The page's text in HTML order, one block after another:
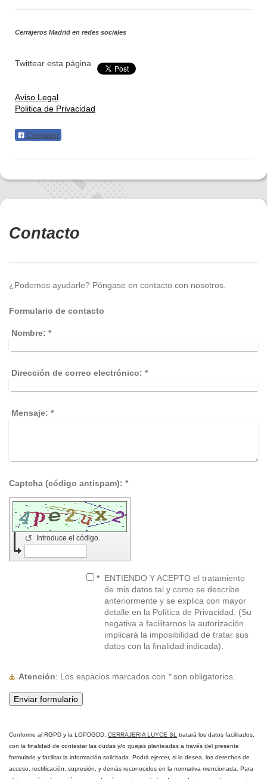
Cerrajeros Madrid en redes sociales
Twittear esta página
Aviso Legal
Politica de Privacidad
Compartir
Contacto
¿Podemos ayudarle? Póngase en contacto con nosotros.
Formulario de contacto
Nombre: *
Dirección de correo electrónico: *
Mensaje: *
Captcha (código antispam): *
Introduce el código.
↺
* ENTIENDO Y ACEPTO el tratamiento
de mis datos tal y como se describe
anteriormente y se explica con mayor
detalle en la Política de Privacidad. (Su
negativa a facilitarnos la autorización
implicará la imposibilidad de tratar sus
datos con la finalidad indicada).
Atención : Los espacios marcados con *son obligatorios.
Conforme al RGPD y la LOPDGDD, CERRAJERIA LUYCE SL
tratará los datos facilitados,
con la finalidad de contestar las dudas y/o quejas planteadas a través del presente
formulario y facilitar la información solicitada
Podrá ejercer, si lo desea, los derechos de
acceso, rectificación, supresión, y demás reconocidos en la normativa mencionada. Para